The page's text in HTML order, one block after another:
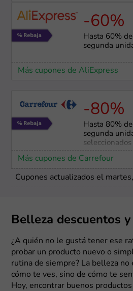
-60%
Hasta 60%
segunda
Más cupones de AliExpress
-80%
Hasta 80%
segunda
seleccionados
Más cupones de Carrefour
Cupones actualizados el
Belleza descuentos
¿A quién no le gustá tener ese
probar un producto nuevo o
rutina de siempre? La belleza no
cómo te ves, sino de cómo te
Hoy, encontrar buenos